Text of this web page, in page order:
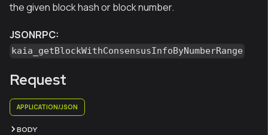
the given block hash or block number.
JSONRPC:
kaia_getBlockWithConsensusInfoByNumberRange
Request
APPLICATION/JSON
BODY